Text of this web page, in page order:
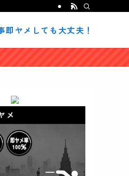
める前に読んでみてください。
即ヤメしても大丈夫！